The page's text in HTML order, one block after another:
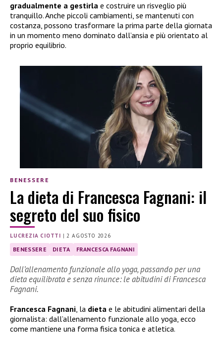
gradualmente a gestirla e costruire un risveglio più
tranquillo. Anche piccoli cambiamenti, se mantenuti con
costanza, possono trasformare la prima parte della giornata
in un momento meno dominato dall’ansia e più orientato al
proprio equilibrio.
BENESSERE
La dieta di Francesca Fagnani: il
segreto del suo fisico
LUCREZIA CIOTTI |2 AGOSTO 2026
BENESSERE DIETA FRANCESCA FAGNANI
Dall’allenamento funzionale allo yoga, passando per una
dieta equilibrata e senza rinunce: le abitudini di Francesca
Fagnani.
Francesca Fagnani , la dieta e le abitudini alimentari della
giornalista: dall’allenamento funzionale allo yoga, ecco
come mantiene una forma fisica tonica e atletica.